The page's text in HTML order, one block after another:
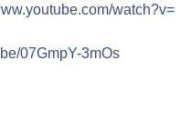
watch?v=
07GmpY-3mOs